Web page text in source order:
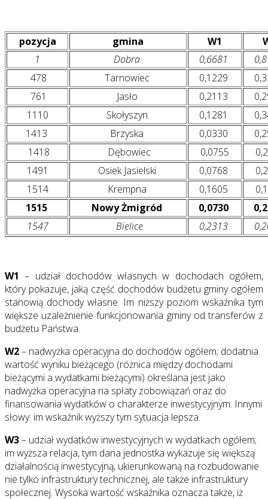
pozycja gmina W1
1
Dobra 0,6681
478
Tarnowiec 0,1229
761
Jasło 0,2113
1110
Skołyszyn 0,1281
1413
Brzyska 0,0330
1418
Dębowiec 0,0755
1491
Osiek Jasielski 0,0768
1514
Krempna 0,1605
1515
Nowy Żmigród 0,0730
1547
Bielice 0,2313
W1 – udział dochodów własnych w dochodach ogółem,
który pokazuje, jaką część dochodów budżetu gminy ogółem
stanowią dochody własne. Im niższy poziom wskaźnika tym
większe uzależnienie funkcjonowania gminy od transferów z
budżetu Państwa.
W2– nadwyżka operacyjna do dochodów ogółem; dodatnia
wartość wyniku bieżącego (różnica między dochodami
bieżącymi a wydatkami bieżącymi) określana jest jako
nadwyżka operacyjna na spłaty zobowiązań oraz do
finansowania wydatków o charakterze inwestycyjnym. Innymi
słowy: im wskaźnik wyższy tym sytuacja lepsza.
W3– udział wydatków inwestycyjnych w wydatkach ogółem;
im wyższa relacja, tym dana jednostka wykazuje się większą
działalnością inwestycyjną, ukierunkowaną na rozbudowanie
nie tylko infrastruktury technicznej, ale także infrastruktury
społecznej. Wysoka wartość wskaźnika oznacza także, iż